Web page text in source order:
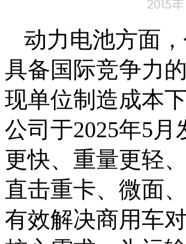
动力电池方面
具备国际竞争力
现单位制造成本
公司于2025年5
更快、重量更轻
直击重卡、微面
有效解决商用车